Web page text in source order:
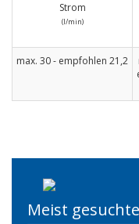
Strom
(I/min)
max. 30 - empfohlen 21,2
Meist